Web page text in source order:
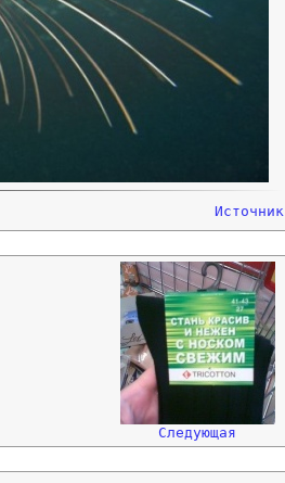
Источник
Следующая